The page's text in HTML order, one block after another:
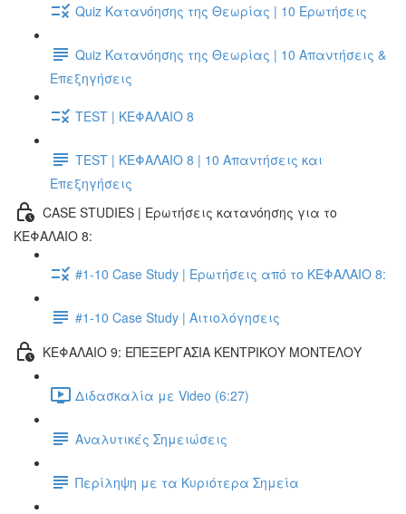
Quiz Κατανόησης της Θεωρίας | 10 Ερωτήσεις
Quiz Κατανόησης της Θεωρίας | 10 Απαντήσεις &
Επεξηγήσεις
TEST | ΚΕΦΑΛΑΙΟ 8
TEST | ΚΕΦΑΛΑΙΟ 8 | 10 Απαντήσεις και
Επεξηγήσεις
CASE STUDIES | Ερωτήσεις κατανόησης για το
ΚΕΦΑΛΑΙΟ 8:
#1-10 Case Study | Ερωτήσεις από το ΚΕΦΑΛΑΙΟ 8:
#1-10 Case Study | Αιτιολόγησεις
ΚΕΦΑΛΑΙΟ 9: ΕΠΕΞΕΡΓΑΣΙΑ ΚΕΝΤΡΙΚΟΥ ΜΟΝΤΕΛΟΥ
Διδασκαλία με Video (6:27)
Αναλυτικές Σημειώσεις
Περίληψη με τα Κυριότερα Σημεία